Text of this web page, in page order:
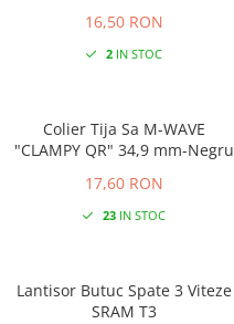
16,50 RON
2IN STOC
Colier Tija Sa M-WAVE
"CLAMPY QR" 34,9 mm-Negru
17,60 RON
23IN STOC
Lantisor Butuc Spate 3 Viteze
SRAM T3